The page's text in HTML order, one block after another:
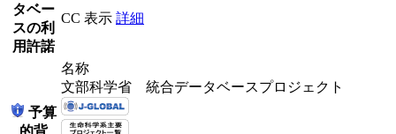
タベー
スの利
用許諾
CC 表示 詳細
予算
的背
名称
文部科学省 統合データベースプロジェクト